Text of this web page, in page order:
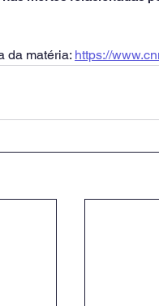
da matéria: https://